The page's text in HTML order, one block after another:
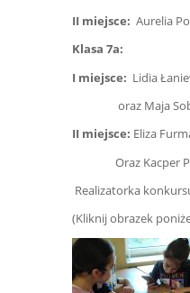
II miejsce: Aurelia
Klasa 7a:
I miejsce: Lidia
oraz Maja
II miejsce: Eliza
Oraz Kacper
Realizatorka
(Kliknij obrazek